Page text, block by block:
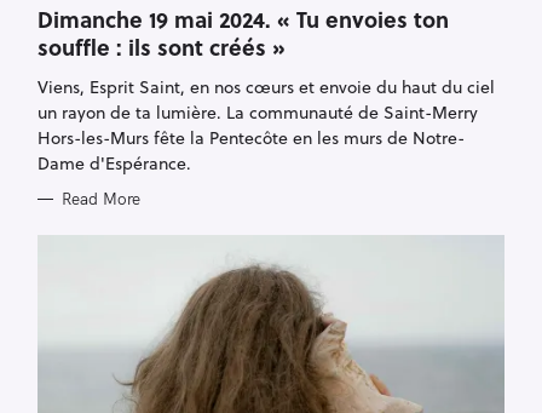
T
E
G
O
R
I
E
S
Dimanche 19 mai 2024. « Tu envoies ton
souffle : ils sont créés »
Viens, Esprit Saint, en nos cœurs et envoie du haut du ciel
un rayon de ta lumière. La communauté de Saint-Merry
Hors-les-Murs fête la Pentecôte en les murs de Notre-
Dame d'Espérance.
Read More